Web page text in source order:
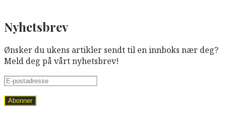
Nyhetsbrev
Ønsker du ukens artikler sendt til en innboks nær deg?
Meld deg på vårt nyhetsbrev!